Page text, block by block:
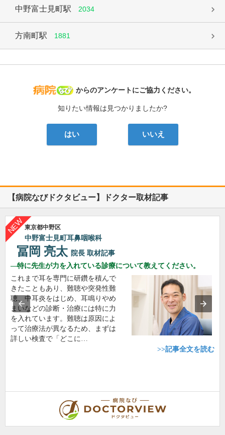
中野富士見町駅 2034
方南町駅 1881
病院なび
からのアンケートにご協力ください。
知りたい情報は見つかりましたか?
はい いいえ
【病院なびドクタビュー】ドクター取材記事
東京都中野区
中野富士見町耳鼻咽喉科
冨岡 亮太 院長 取材記事
特に先生が力を入れている診療について教えてください。
これまで耳を専門に研鑽を積んで
きたこともあり、難聴や突発性難
聴、中耳炎をはじめ、耳鳴りやめ
まいなどの診断・治療には特に力
を入れています。難聴は原因によ
って治療法が異なるため、まずは
詳しい検査で「どこに…
>>記事全文を読む